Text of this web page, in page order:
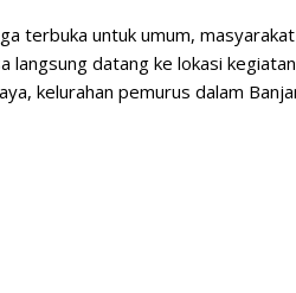
terbuka untuk umum,
langsung datang ke lokasi
kelurahan pemurus dalam